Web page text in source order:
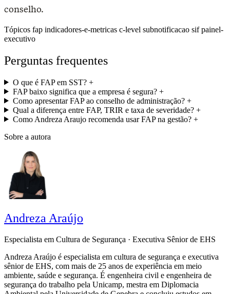
conselho.
Tópicos fap indicadores-e-metricas c-level subnotificacao sifpainel-
executivo
Perguntas frequentes
O que é FAP em SST?+
FAP baixo significa que a empresa é segura?+
Como apresentar FAP ao conselho de administração?+
Qual a diferença entre FAP, TRIR e taxa de severidade?+
Como Andreza Araujo recomenda usar FAP na gestão?+
Sobre a autora
Andreza Araújo
Especialista em Cultura de Segurança · Executiva Sênior de EHS
Andreza Araújo é especialista em cultura de segurança e executiva
sênior de EHS, com mais de 25 anos de experiência em meio
ambiente, saúde e segurança. É engenheira civil e engenheira de
segurança do trabalho pela Unicamp, mestra em Diplomacia